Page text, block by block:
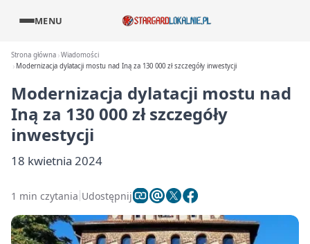
MENU
Strona główna Wiadomości
Modernizacja dylatacji mostu nad Iną za 130 000 zł szczegóły inwestycji
Modernizacja dylatacji mostu nad
Iną za 130 000 zł szczegóły
inwestycji
18 kwietnia 2024
1 min czytania Udostępnij